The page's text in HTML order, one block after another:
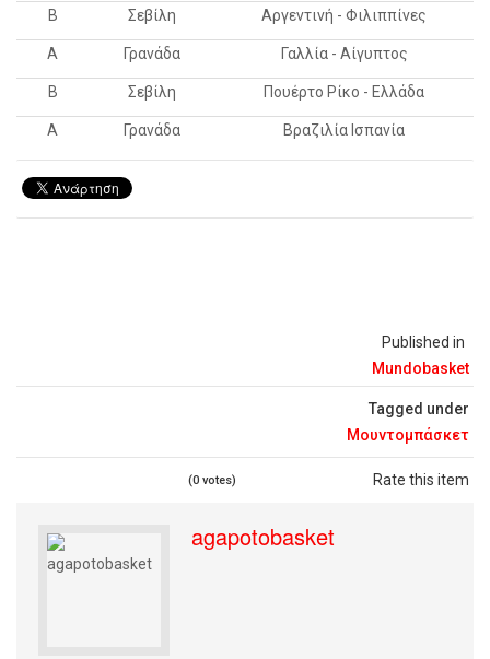
Published in
Mundobasket
Tagged under
Μουντομπάσκετ
Rate this item
(0 votes)
Β Σεβίλη Αργεντινή - Φιλιππίνες
Α Γρανάδα Γαλλία - Αίγυπτος
Β Σεβίλη Πουέρτο Ρίκο - Ελλάδα
Α Γρανάδα Βραζιλία Ισπανία
agapotobasket